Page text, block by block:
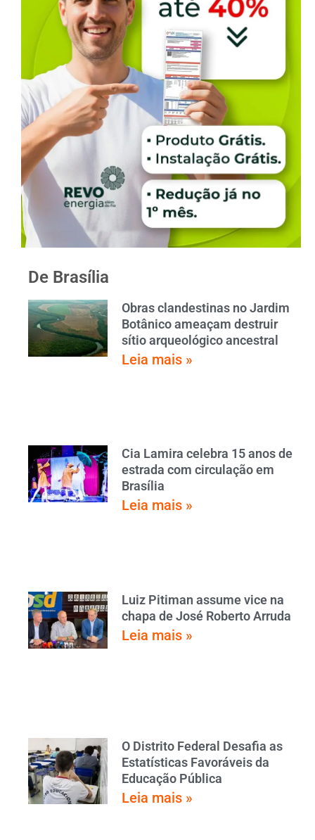
De Brasília
Obras clandestinas no Jardim
Botânico ameaçam destruir
sítio arqueológico ancestral
Leia mais »
Cia Lamira celebra 15 anos de
estrada com circulação em
Brasília
Leia mais »
Luiz Pitiman assume vice na
chapa de José Roberto Arruda
Leia mais »
O Distrito Federal Desafia as
Estatísticas Favoráveis da
Educação Pública
Leia mais »